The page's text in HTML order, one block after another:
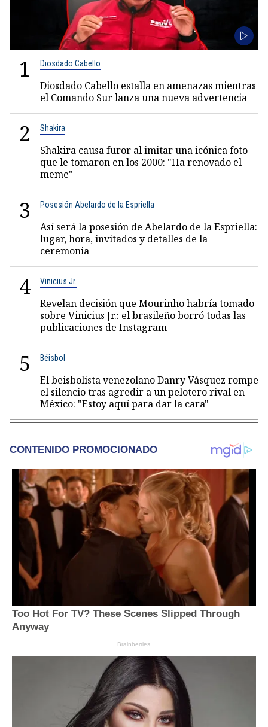
1 Diosdado Cabello
Diosdado Cabello estalla en amenazas mientras
el Comando Sur lanza una nueva advertencia
2 Shakira
Shakira causa furor al imitar una icónica foto
que le tomaron en los 2000: "Ha renovado el
meme"
3 Posesión Abelardo de la Espriella
Así será la posesión de Abelardo de la Espriella:
lugar, hora, invitados y detalles de la
ceremonia
4 Vinicius Jr.
Revelan decisión que Mourinho habría tomado
sobre Vinicius Jr.: el brasileño borró todas las
publicaciones de Instagram
5 Béisbol
El beisbolista venezolano Danry Vásquez rompe
el silencio tras agredir a un pelotero rival en
México: "Estoy aquí para dar la cara"